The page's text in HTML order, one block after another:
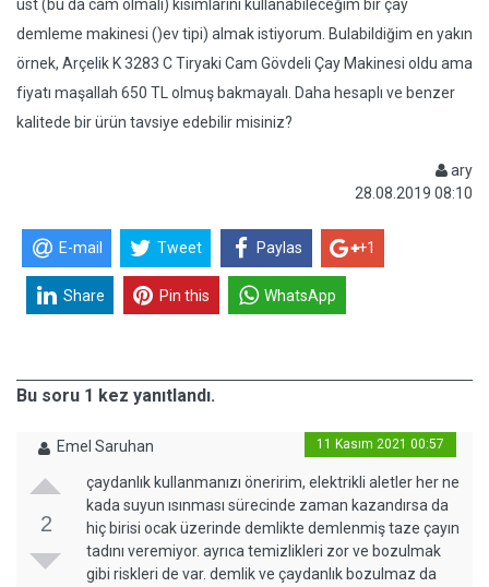
üst (bu da cam olmalı) kısımlarını kullanabileceğim bir çay
demleme makinesi ()ev tipi) almak istiyorum. Bulabildiğim en yakın
örnek, Arçelik K 3283 C Tiryaki Cam Gövdeli Çay Makinesi oldu ama
fiyatı maşallah 650 TL olmuş bakmayalı. Daha hesaplı ve benzer
kalitede bir ürün tavsiye edebilir misiniz?
ary
28.08.2019 08:10
E-mail Tweet Paylas +1
Share Pin this WhatsApp
Bu soru 1 kez yanıtlandı.
Emel Saruhan 11 Kasım 2021 00:57
2
çaydanlık kullanmanızı öneririm, elektrikli aletler her ne
kada suyun ısınması sürecinde zaman kazandırsa da
hiç birisi ocak üzerinde demlikte demlenmiş taze çayın
tadını veremiyor. ayrıca temizlikleri zor ve bozulmak
gibi riskleri de var. demlik ve çaydanlık bozulmaz da